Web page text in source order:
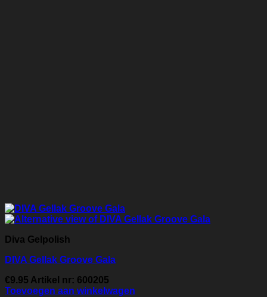
Diva Gelpolish
DIVA Gellak Groove Gala
€9.95 Artikel nr: 600205
Toevoegen aan winkelwagen